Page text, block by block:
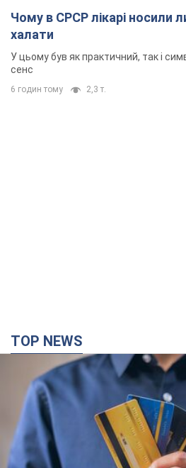
Чому в СРСР лікарі носили
халати
У цьому був як практичний, так і
сенс
6 годин тому 2,3 т.
TOP NEWS